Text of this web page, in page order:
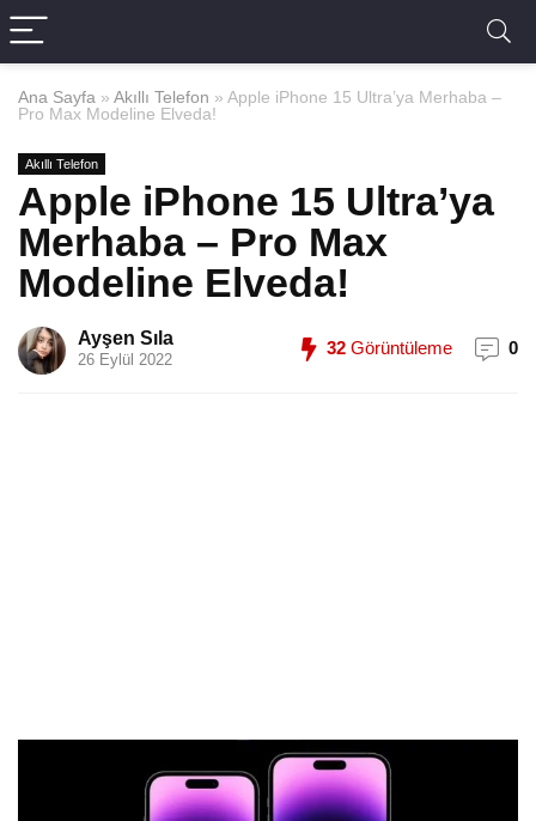
Ana Sayfa » Akıllı Telefon » Apple iPhone 15 Ultra’ya Merhaba –
Pro Max Modeline Elveda!
Akıllı Telefon
Apple iPhone 15 Ultra’ya
Merhaba – Pro Max
Modeline Elveda!
Ayşen Sıla
26 Eylül 2022
32 Görüntüleme 0